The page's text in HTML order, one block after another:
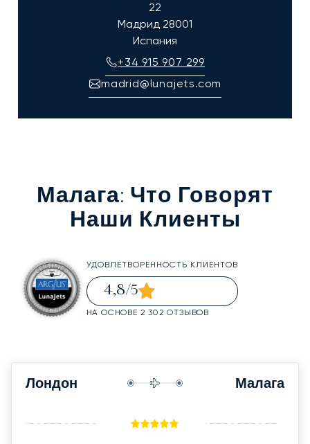
22
Мадрид 28001
Испания
+34 915 907 299
madrid@lunajets.com
Малага: Что Говорят
Наши Клиенты
УДОВЛЕТВОРЕННОСТЬ КЛИЕНТОВ
4,8/5
НА ОСНОВЕ 2 302 ОТЗЫВОВ
Лондон Малага